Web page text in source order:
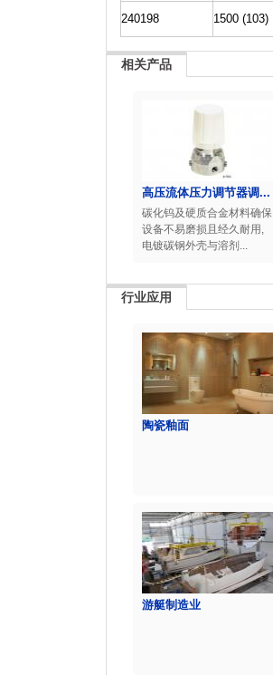
240198 1500 (103)
相关产品
高压流体压力调节器调...
碳化钨及硬质合金材料确保
设备不易磨损且经久耐用,
电镀碳钢外壳与溶剂...
行业应用
陶瓷釉面
游艇制造业